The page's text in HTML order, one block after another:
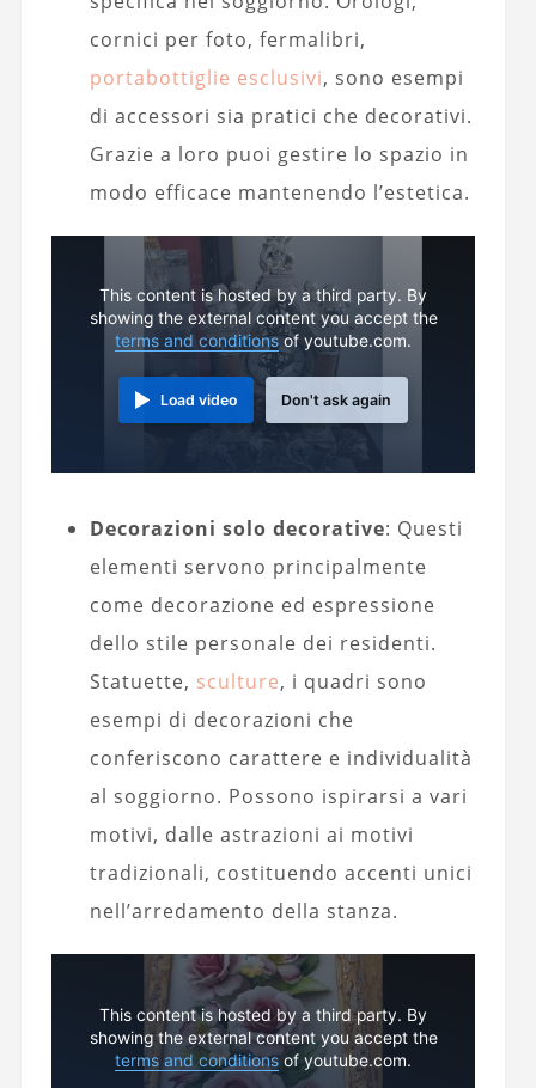
cornici per foto, fermalibri,
portabottiglie esclusivi, sono esempi
di accessori sia pratici che decorativi.
Grazie a loro puoi gestire lo spazio in
modo efficace mantenendo l’estetica.
This content is hosted by a third party. By
showing the external content you accept the
terms and conditionsof youtube.com.
Load video Don't ask again
Decorazioni solo decorative: Questi
elementi servono principalmente
come decorazione ed espressione
dello stile personale dei residenti.
Statuette, sculture, i quadri sono
esempi di decorazioni che
conferiscono carattere e individualità
al soggiorno. Possono ispirarsi a vari
motivi, dalle astrazioni ai motivi
tradizionali, costituendo accenti unici
nell’arredamento della stanza.
This content is hosted by a third party. By
showing the external content you accept the
terms and conditions of youtube.com.